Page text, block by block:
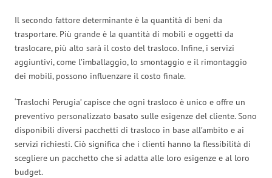
Il secondo fattore determinante è la quantità di beni da
trasportare. Più grande è la quantità di mobili e oggetti da
traslocare, più alto sarà il costo del trasloco. Infine, i servizi
aggiuntivi, come l’imballaggio, lo smontaggio e il rimontaggio
dei mobili, possono influenzare il costo finale.
‘Traslochi Perugia’ capisce che ogni trasloco è unico e offre un
preventivo personalizzato basato sulle esigenze del cliente. Sono
disponibili diversi pacchetti di trasloco in base all’ambito e ai
servizi richiesti. Ciò significa che i clienti hanno la flessibilità di
scegliere un pacchetto che si adatta alle loro esigenze e al loro
budget.